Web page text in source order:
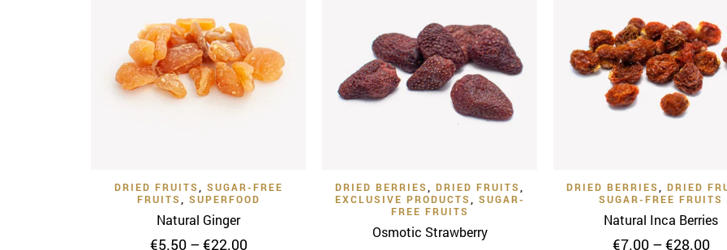
Add to Wishlist Quick View
DRIED FRUITS
SUGAR-FREE
FRUITS
SUPERFOOD
Natural Ginger
€5.50 –€22.00Price
Add to Wishlist Quick View
DRIED BERRIES DRIED FRUITS
EXCLUSIVE PRODUCTS
SUGAR-
FREE FRUITS
Osmotic Strawberry
Add to Wishlist Quick
DRIED BERRIES DRIED
SUGAR-FREE FRUITS
Natural Inca Berries
€7.00 –€28.00